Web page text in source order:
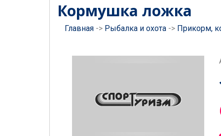
Кормушка ложка
Главная -> Рыбалка и охота -> Прикорм,